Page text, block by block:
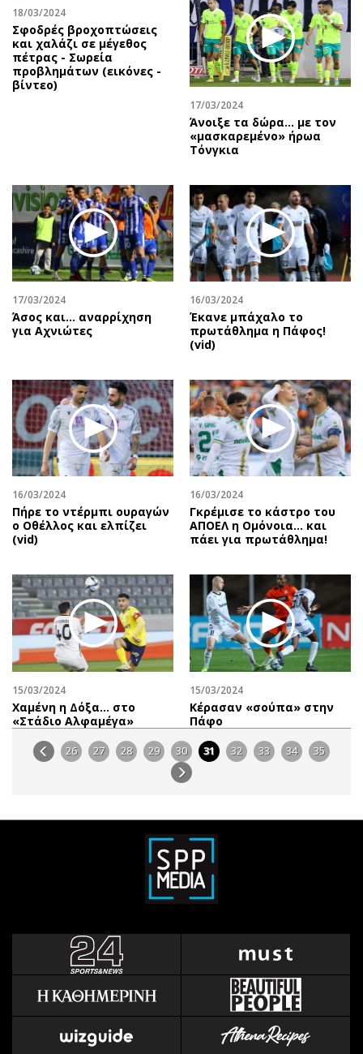
18/03/2024
Σφοδρές βροχοπτώσεις
και χαλάζι σε μέγεθος
πέτρας - Σωρεία
προβλημάτων (εικόνες -
βίντεο)
17/03/2024
Άνοιξε τα δώρα… με τον
«μασκαρεμένο» ήρωα
Τόνγκια
17/03/2024
Άσος και… αναρρίχηση
για Αχνιώτες
16/03/2024
Έκανε μπάχαλο το
πρωτάθλημα η Πάφος!
(vid)
16/03/2024
Πήρε το ντέρμπι ουραγών
ο Οθέλλος και ελπίζει
(vid)
16/03/2024
Γκρέμισε το κάστρο του
ΑΠΟΕΛ η Ομόνοια… και
πάει για πρωτάθλημα!
15/03/2024
Χαμένη η Δόξα… στο
«Στάδιο Αλφαμέγα»
15/03/2024
Κέρασαν «σούπα» στην
Πάφο
26 27 28 29 30 31 32 33 34 35